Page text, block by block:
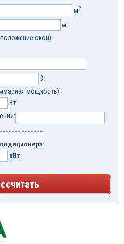
м2
м
окон):
Вт
мощность):
Вт
кВт